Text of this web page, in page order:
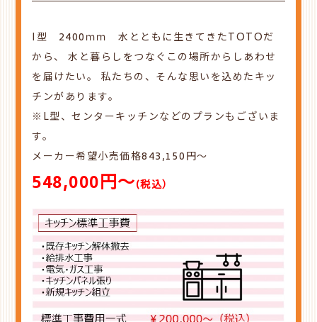
I型 2400ｍｍ 水とともに生きてきたTOTOだ
から、 水と暮らしをつなぐこの場所からしあわせ
を届けたい。 私たちの、そんな思いを込めたキッ
チンがあります。
※L型、センターキッチンなどのプランもございま
す。
メーカー希望小売価格843,150円～
548,000円～(税込）